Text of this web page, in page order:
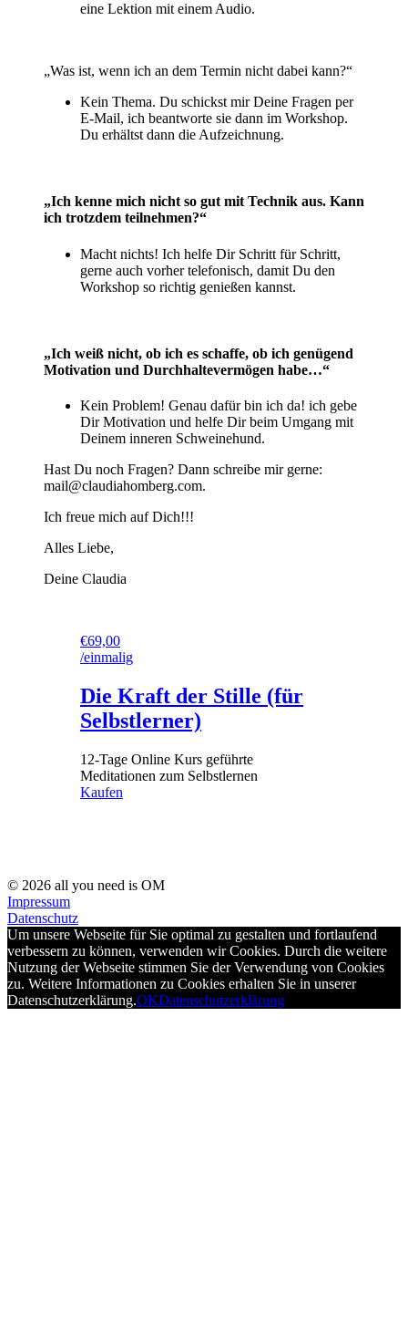
eine Lektion mit einem Audio.
„Was ist, wenn ich an dem Termin nicht dabei kann?“
Kein Thema. Du schickst mir Deine Fragen per
E-Mail, ich beantworte sie dann im Workshop.
Du erhältst dann die Aufzeichnung.
„Ich kenne mich nicht so gut mit Technik aus. Kann
ich trotzdem teilnehmen?“
Macht nichts! Ich helfe Dir Schritt für Schritt,
gerne auch vorher telefonisch, damit Du den
Workshop so richtig genießen kannst.
„Ich weiß nicht, ob ich es schaffe, ob ich genügend
Motivation und Durchhaltevermögen habe…“
Kein Problem! Genau dafür bin ich da! ich gebe
Dir Motivation und helfe Dir beim Umgang mit
Deinem inneren Schweinehund.
Hast Du noch Fragen? Dann schreibe mir gerne:
mail@claudiahomberg.com.
Ich freue mich auf Dich!!!
Alles Liebe,
Deine Claudia
€69,00
/einmalig
Die Kraft der Stille (für
Selbstlerner)
12-Tage Online Kurs geführte
Meditationen zum Selbstlernen
Kaufen
© 2026 all you need is OM
Impressum
Datenschutz
Um unsere Webseite für Sie optimal zu gestalten und fortlaufend
verbessern zu können, verwenden wir Cookies. Durch die weitere
Nutzung der Webseite stimmen Sie der Verwendung von Cookies
zu. Weitere Informationen zu Cookies erhalten Sie in unserer
Datenschutzerklärung.OKDatenschutzerklärung